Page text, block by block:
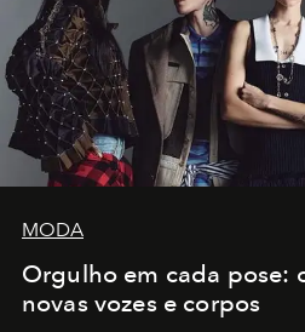
MODA
Orgulho em cada pose:
novas vozes e corpos